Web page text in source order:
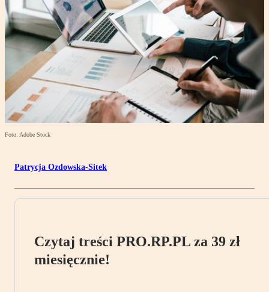
Foto: Adobe Stock
Patrycja Ozdowska-Sitek
Czytaj treści PRO.RP.PL za 39 zł
miesięcznie!